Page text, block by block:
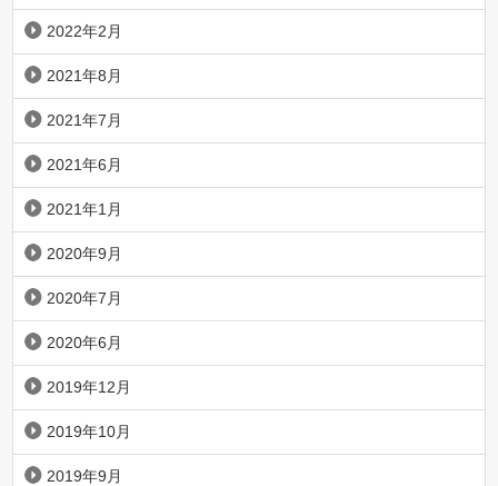
2022年2月
2021年8月
2021年7月
2021年6月
2021年1月
2020年9月
2020年7月
2020年6月
2019年12月
2019年10月
2019年9月